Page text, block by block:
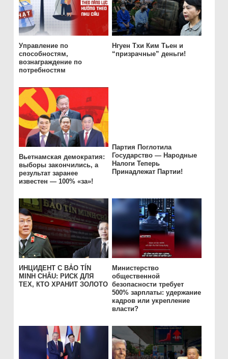
Управление по
способностям,
вознаграждение по
потребностям
Нгуен Тхи Ким Тьен и
“призрачные” деньги!
Вьетнамская демократия:
выборы закончились, а
результат заранее
известен — 100% «за»!
Партия Поглотила
Государство — Народные
Налоги Теперь
Принадлежат Партии!
ИНЦИДЕНТ С BẢO TÍN
MINH CHÂU: РИСК ДЛЯ
ТЕХ, КТО ХРАНИТ ЗОЛОТО
Министерство
общественной
безопасности требует
500% зарплаты: удержание
кадров или укрепление
власти?